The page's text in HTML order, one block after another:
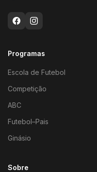
Programas
Escola de Futebol
Competição
ABC
Futebol–Pais
Ginásio
Sobre